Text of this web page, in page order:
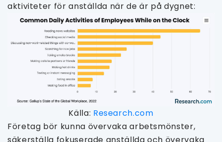
aktiviteter för anställda när de är på dygnet:
Källa: Research.com
Företag bör kunna övervaka arbetsmönster,
säkerställa fokuserade anställda och övervaka